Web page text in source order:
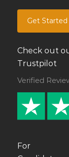
Get Started
Check out
Trustpilot
Verified
For